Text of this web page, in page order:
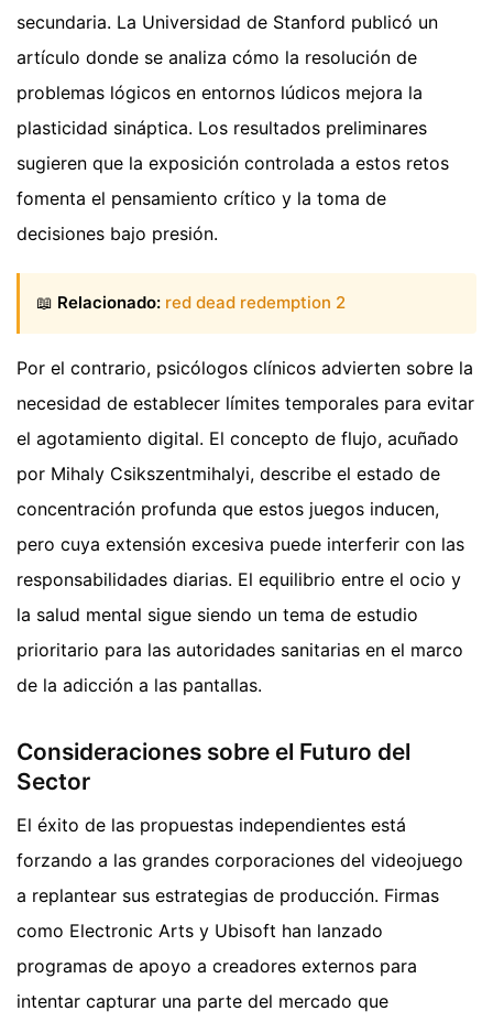
secundaria. La Universidad de Stanford publicó un
artículo donde se analiza cómo la resolución de
problemas lógicos en entornos lúdicos mejora la
plasticidad sináptica. Los resultados preliminares
sugieren que la exposición controlada a estos retos
fomenta el pensamiento crítico y la toma de
decisiones bajo presión.
📖 Relacionado: red dead redemption 2
Por el contrario, psicólogos clínicos advierten sobre la
necesidad de establecer límites temporales para evitar
el agotamiento digital. El concepto de flujo, acuñado
por Mihaly Csikszentmihalyi, describe el estado de
concentración profunda que estos juegos inducen,
pero cuya extensión excesiva puede interferir con las
responsabilidades diarias. El equilibrio entre el ocio y
la salud mental sigue siendo un tema de estudio
prioritario para las autoridades sanitarias en el marco
de la adicción a las pantallas.
Consideraciones sobre el Futuro del
Sector
El éxito de las propuestas independientes está
forzando a las grandes corporaciones del videojuego
a replantear sus estrategias de producción. Firmas
como Electronic Arts y Ubisoft han lanzado
programas de apoyo a creadores externos para
intentar capturar una parte del mercado que